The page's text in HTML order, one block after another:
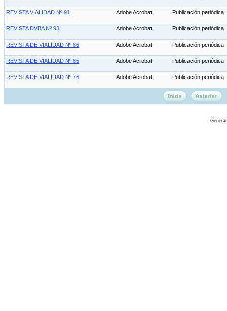
REVISTA VIALIDAD Nº 91 Adobe Acrobat Publicación periódica
REVISTA DVBA Nº 93 Adobe Acrobat Publicación periódica
REVISTA DE VIALIDAD Nº 86 Adobe Acrobat Publicación periódica
REVISTA DE VIALIDAD Nº 85 Adobe Acrobat Publicación periódica
REVISTA DE VIALIDAD Nº 76 Adobe Acrobat Publicación periódica